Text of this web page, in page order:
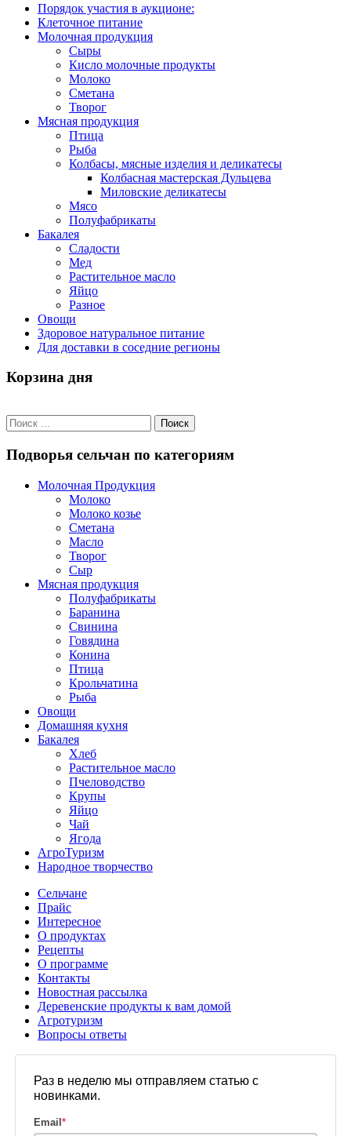
Порядок участия в аукционе:
Клеточное питание
Молочная продукция
Сыры
Кисло молочные продукты
Молоко
Сметана
Творог
Мясная продукция
Птица
Рыба
Колбасы, мясные изделия и деликатесы
Колбасная мастерская Дульцева
Миловские деликатесы
Мясо
Полуфабрикаты
Бакалея
Сладости
Мед
Растительное масло
Яйцо
Разное
Овощи
Здоровое натуральное питание
Для доставки в соседние регионы
Корзина дня
Подворья сельчан по категориям
Молочная Продукция
Молоко
Молоко козье
Сметана
Масло
Творог
Сыр
Мясная продукция
Полуфабрикаты
Баранина
Свинина
Говядина
Конина
Птица
Крольчатина
Рыба
Овощи
Домашняя кухня
Бакалея
Хлеб
Растительное масло
Пчеловодство
Крупы
Яйцо
Чай
Ягода
АгроТуризм
Народное творчество
Сельчане
Прайс
Интересное
О продуктах
Рецепты
О программе
Контакты
Новостная рассылка
Деревенские продукты к вам домой
Агротуризм
Вопросы ответы
Раз в неделю мы отправляем статью с
новинками.
Email*